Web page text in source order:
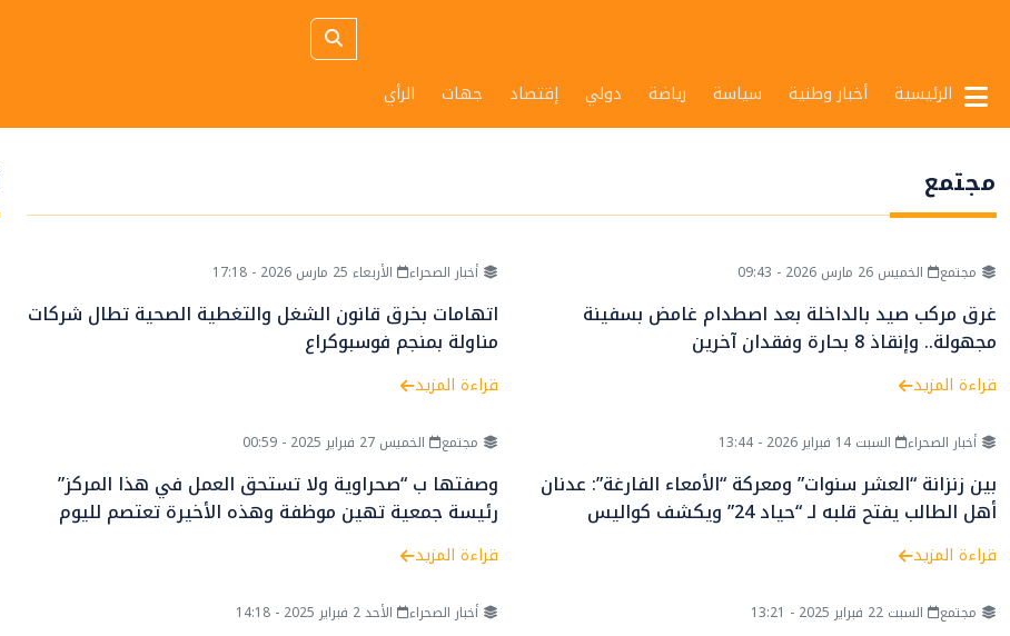
الرئيسية أخبار وطنية سياسة رياضة دولي إقتصاد جهات الرأي
مجتمع
مجتمع الخميس 26 مارس 2026 - 09:43
غرق مركب صيد بالداخلة بعد اصطدام غامض بسفينة
مجهولة.. وإنقاذ 8 بحارة وفقدان آخرين
قراءة المزيد
أخبار الصحراء الأربعاء 25 مارس 2026 - 17:18
اتهامات بخرق قانون الشغل والتغطية الصحية تطال شركات
مناولة بمنجم فوسبوكراع
قراءة المزيد
أخبار الصحراء السبت 14 فبراير 2026 - 13:44
بين زنزانة “العشر سنوات” ومعركة “الأمعاء الفارغة”: عدنان
أهل الطالب يفتح قلبه لـ “حياد 24” ويكشف كواليس
التلفيق
قراءة المزيد
مجتمع الخميس 27 فبراير 2025 - 00:59
وصفتها ب “صحراوية ولا تستحق العمل في هذا المركز”
رئيسة جمعية تهين موظفة وهذه الأخيرة تعتصم لليوم
العاشر
قراءة المزيد
مجتمع السبت 22 فبراير 2025 - 13:21 أخبار الصحراء الأحد 2 فبراير 2025 - 14:18